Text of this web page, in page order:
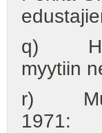
q)
myytiin
r)
1971: